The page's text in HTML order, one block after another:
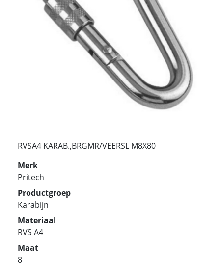
RVSA4 KARAB.,BRGMR/VEERSL M8X80
Merk
Pritech
Productgroep
Karabijn
Materiaal
RVS A4
Maat
8